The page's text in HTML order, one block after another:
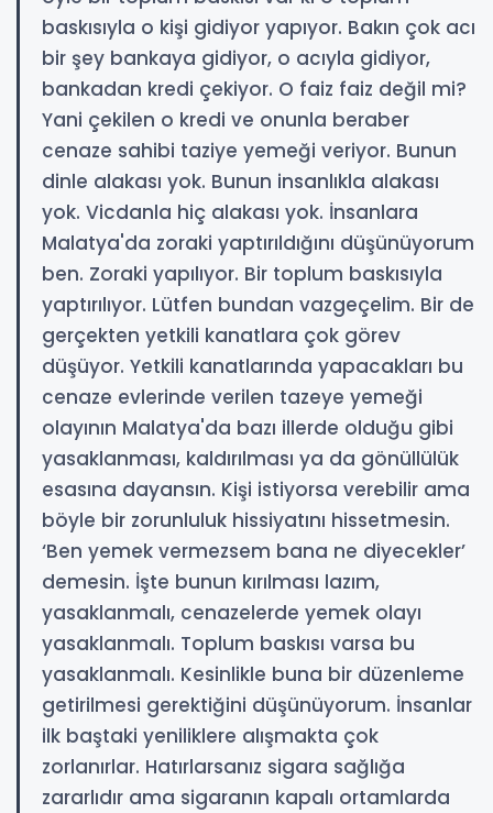
baskısıyla o kişi gidiyor yapıyor. Bakın çok acı
bir şey bankaya gidiyor, o acıyla gidiyor,
bankadan kredi çekiyor. O faiz faiz değil mi?
Yani çekilen o kredi ve onunla beraber
cenaze sahibi taziye yemeği veriyor. Bunun
dinle alakası yok. Bunun insanlıkla alakası
yok. Vicdanla hiç alakası yok. İnsanlara
Malatya'da zoraki yaptırıldığını düşünüyorum
ben. Zoraki yapılıyor. Bir toplum baskısıyla
yaptırılıyor. Lütfen bundan vazgeçelim. Bir de
gerçekten yetkili kanatlara çok görev
düşüyor. Yetkili kanatlarında yapacakları bu
cenaze evlerinde verilen tazeye yemeği
olayının Malatya'da bazı illerde olduğu gibi
yasaklanması, kaldırılması ya da gönüllülük
esasına dayansın. Kişi istiyorsa verebilir ama
böyle bir zorunluluk hissiyatını hissetmesin.
‘Ben yemek vermezsem bana ne diyecekler’
demesin. İşte bunun kırılması lazım,
yasaklanmalı, cenazelerde yemek olayı
yasaklanmalı. Toplum baskısı varsa bu
yasaklanmalı. Kesinlikle buna bir düzenleme
getirilmesi gerektiğini düşünüyorum. İnsanlar
ilk baştaki yeniliklere alışmakta çok
zorlanırlar. Hatırlarsanız sigara sağlığa
zararlıdır ama sigaranın kapalı ortamlarda